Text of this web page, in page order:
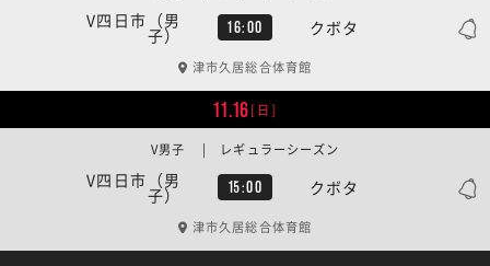
V四日市（男
子） 16:00 クボタ
津市久居総合体育館
11.16[日]
V四日市（男
子） 15:00 クボタ
V男子 | レギュラーシーズン
津市久居総合体育館